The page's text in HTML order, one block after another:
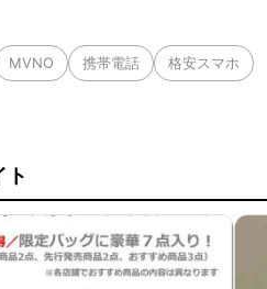
MVNO 携帯電話 格安スマホ
ト